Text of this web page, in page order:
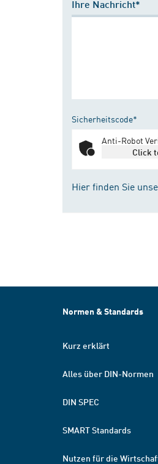
Ihre Nachricht*
Sicherheitscode*
Anti-Robot
Click
Hier finden Sie
Normen & Standards
Kurz erklärt
Alles über DIN-Normen
DIN SPEC
SMART Standards
Nutzen für die